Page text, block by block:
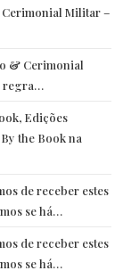
Militar –
& Cerimonial
regra…
Edições
By the Book na
de receber estes
se há…
de receber estes
se há…